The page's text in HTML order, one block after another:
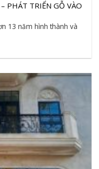
PHÁT TRIỂN GỖ VÀO
13 năm hình thành và